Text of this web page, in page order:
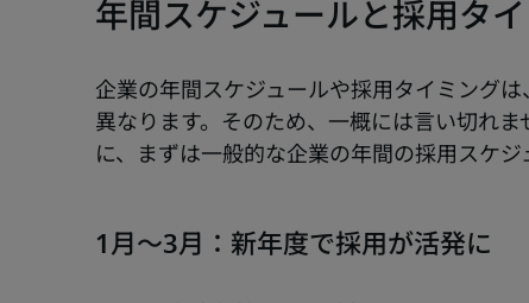
年間スケジュールと採用タ
企業の年間スケジュールや採用タイミング
異なります。そのため、一概には言い切れ
1月〜3月：新年度で採用が活発に